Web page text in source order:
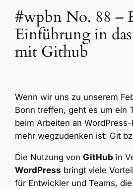
#wpbn No. 88 –
Einführung in
mit Github
Wenn wir uns zu unserem
Bonn treffen, geht es um ein
beim Arbeiten an
mehr wegzudenken ist: Git
Die Nutzung vonGitHub in
WordPress bringt viele
für Entwickler und Teams,